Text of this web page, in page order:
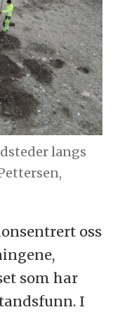
langs
oss
som har
I